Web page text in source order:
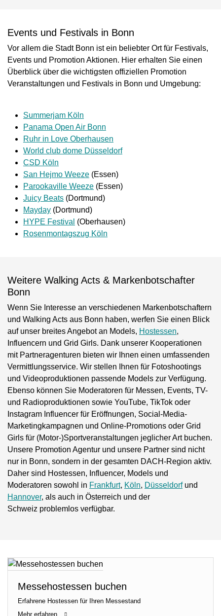
Events und Festivals in Bonn
Vor allem die Stadt Bonn ist ein beliebter Ort für Festivals,
Events und Promotion Aktionen. Hier erhalten Sie einen
Überblick über die wichtigsten offiziellen Promotion
Veranstaltungen und Festivals in Bonn und Umgebung:
Summerjam Köln
Panama Open Air Bonn
Ruhr in Love Oberhausen
World club dome Düsseldorf
CSD Köln
San Hejmo Weeze (Essen)
Parookaville Weeze (Essen)
Juicy Beats (Dortmund)
Mayday (Dortmund)
HYPE Festival (Oberhausen)
Rosenmontagszug Köln
Weitere Walking Acts & Markenbotschafter
Bonn
Wenn Sie Interesse an verschiedenen Markenbotschaftern
und Walking Acts aus Bonn haben, werfen Sie einen Blick
auf unser breites Angebot an Models, Hostessen,
Influencern und Grid Girls. Dank unserer Kooperationen
mit Partneragenturen bieten wir Ihnen einen umfassenden
Vermittlungsservice. Wir stellen Ihnen für Fotoshootings
und Videoproduktionen passende Models zur Verfügung.
Ebenso können Sie Moderatoren für Messen, Events, TV-
und Radioproduktionen sowie YouTube, TikTok oder
Instagram Influencer für Eröffnungen, Social-Media-
Marketingkampagnen und Online-Promotions oder Grid
Girls für (Motor-)Sportveranstaltungen jeglicher Art buchen.
Unsere Promotion Agentur und unsere Partner sind nicht
nur in Bonn, sondern in der gesamten DACH-Region aktiv.
Daher sind Hostessen, Influencer, Models und
Moderatoren sowohl in Frankfurt, Köln, Düsseldorfund
Hannover, als auch in Österreich und der
Schweiz problemlos verfügbar.
Messehostessen buchen
Erfahrene Hostessen für Ihren Messestand
Mehr erfahren